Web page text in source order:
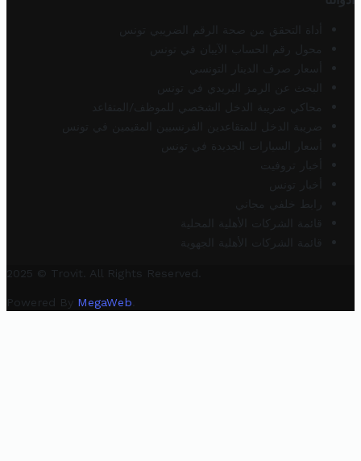
أداة التحقق من صحة الرقم الضريبي تونس
محول رقم الحساب الآيبان في تونس
أسعار صرف الدينار التونسي
البحث عن الرمز البريدي في تونس
محاكي ضريبة الدخل الشخصي للموظف/المتقاعد
ضريبة الدخل للمتقاعدين الفرنسيين المقيمين في تونس
أسعار السيارات الجديدة في تونس
أخبار تروفيت
أخبار تونس
رابط خلفي مجاني
قائمة الشركات الأهلية المحلية
قائمة الشركات الأهلية الجهوية
2025 © Trovit. All Rights Reserved.
Powered By MegaWeb